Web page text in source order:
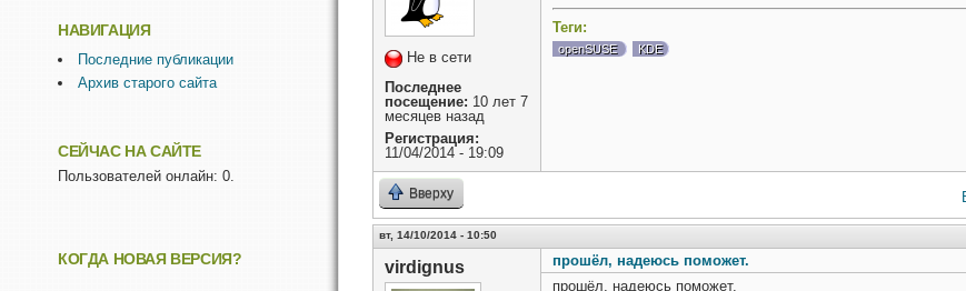
Не в сети
Последнее
посещение: 10 лет 7
месяцев назад
Регистрация:
11/04/2014 - 19:09
Теги:
openSUSE KDE
Вверху
вт, 14/10/2014 - 10:50
virdignus
прошёл, надеюсь поможет.
прошёл, надеюсь поможет.
НАВИГАЦИЯ
Последние публикации
Архив старого сайта
СЕЙЧАС НА САЙТЕ
Пользователей онлайн: 0.
КОГДА НОВАЯ ВЕРСИЯ?